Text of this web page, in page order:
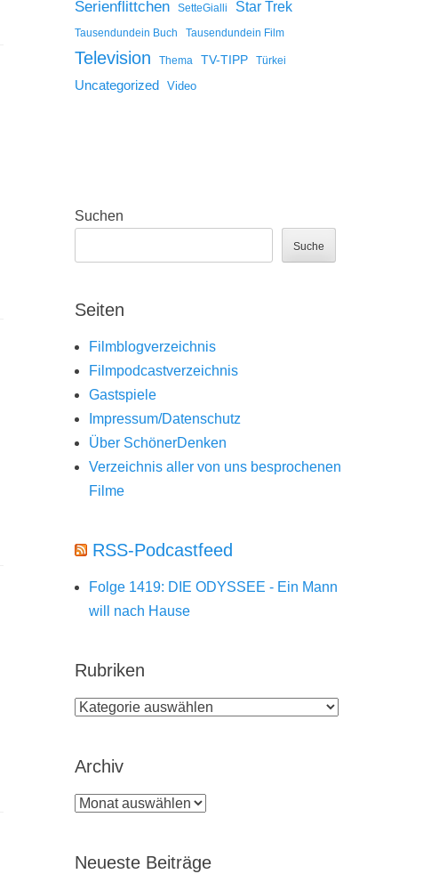
Serienflittchen SetteGialli Star Trek
Tausendundein Buch Tausendundein Film
Television Thema TV-TIPP Türkei
Uncategorized Video
Suchen
Suche
Seiten
Filmblogverzeichnis
Filmpodcastverzeichnis
Gastspiele
Impressum/Datenschutz
Über SchönerDenken
Verzeichnis aller von uns besprochenen
Filme
RSS-Podcastfeed
Folge 1419: DIE ODYSSEE - Ein Mann
will nach Hause
Rubriken
Rubriken
Archiv
Archiv
Neueste Beiträge